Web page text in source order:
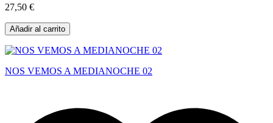
27,50 €
Añadir al carrito
NOS VEMOS A MEDIANOCHE 02